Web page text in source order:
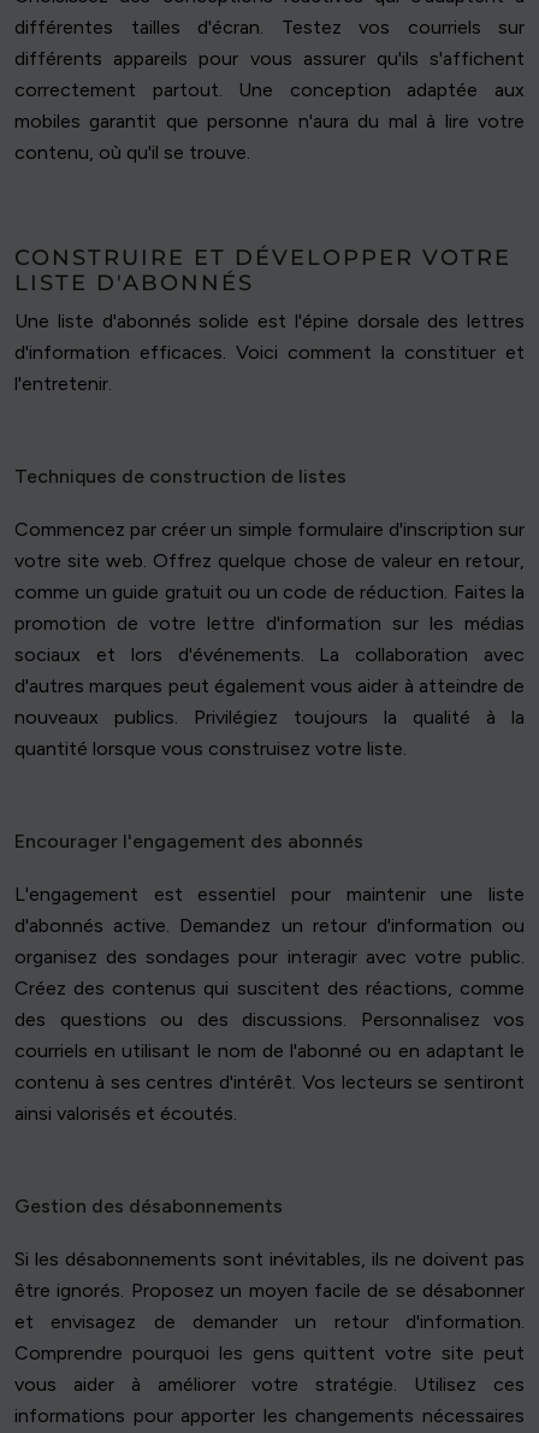
différentes tailles d'écran. Testez vos courriels sur
différents appareils pour vous assurer qu'ils s'affichent
correctement partout. Une conception adaptée aux
mobiles garantit que personne n'aura du mal à lire votre
contenu, où qu'il se trouve.
CONSTRUIRE ET DÉVELOPPER VOTRE
LISTE D'ABONNÉS
Une liste d'abonnés solide est l'épine dorsale des lettres
d'information efficaces. Voici comment la constituer et
l'entretenir.
Techniques de construction de listes
Commencez par créer un simple formulaire d'inscription sur
votre site web. Offrez quelque chose de valeur en retour,
comme un guide gratuit ou un code de réduction. Faites la
promotion de votre lettre d'information sur les médias
sociaux et lors d'événements. La collaboration avec
d'autres marques peut également vous aider à atteindre de
nouveaux publics. Privilégiez toujours la qualité à la
quantité lorsque vous construisez votre liste.
Encourager l'engagement des abonnés
L'engagement est essentiel pour maintenir une liste
d'abonnés active. Demandez un retour d'information ou
organisez des sondages pour interagir avec votre public.
Créez des contenus qui suscitent des réactions, comme
des questions ou des discussions. Personnalisez vos
courriels en utilisant le nom de l'abonné ou en adaptant le
contenu à ses centres d'intérêt. Vos lecteurs se sentiront
ainsi valorisés et écoutés.
Gestion des désabonnements
Si les désabonnements sont inévitables, ils ne doivent pas
être ignorés. Proposez un moyen facile de se désabonner
et envisagez de demander un retour d'information.
Comprendre pourquoi les gens quittent votre site peut
vous aider à améliorer votre stratégie. Utilisez ces
informations pour apporter les changements nécessaires